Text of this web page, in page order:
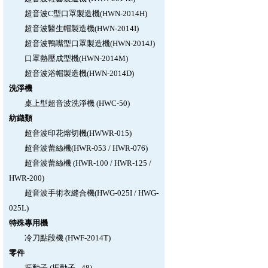
超音波C型口罩製造機(HWN-2014H)
超音波醫生帽製造機(HWN-2014I)
超音波鴨嘴型口罩製造機(HWN-2014J)
口罩熱壓成型機(HWN-2014M)
超音波浴帽製造機(HWN-2014D)
洗淨機
桌上型超音波洗淨機 (HWC-50)
紡織類
超音波印花熔切機(HWWR-015)
超音波蕾絲機(HWR-053 / HWR-076)
超音波蕾絲機 (HWR-100 / HWR-125 /
HWR-200)
超音波手術衣縫合機(HWG-025I / HWG-
025L)
特殊專用機
冷刀點段機 (HWF-2014T)
零件